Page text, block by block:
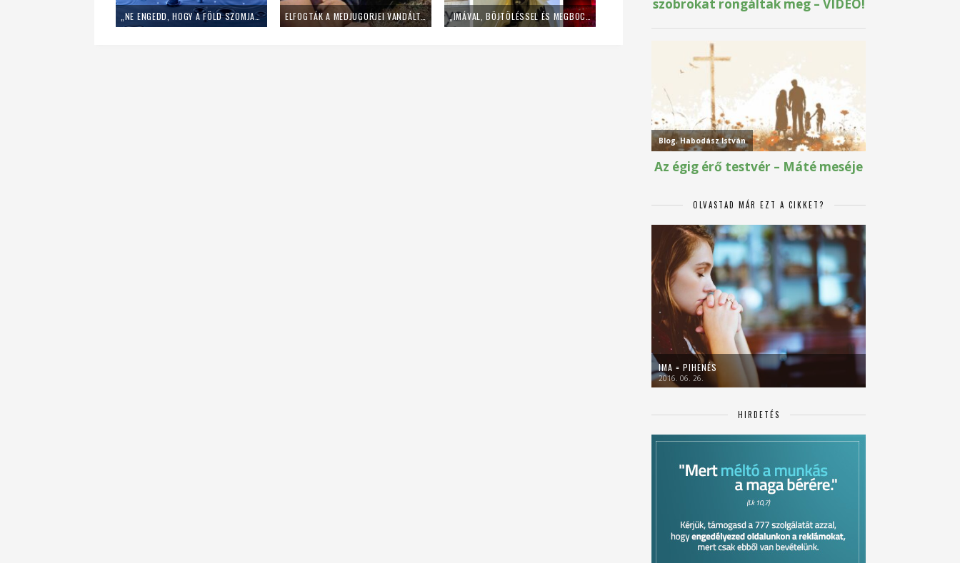
„NE ENGEDD, HOGY A FÖLD SZOMJAZZON” – 7 GYÖNYÖRŰ FOHÁSZ ESŐÉRT ELFOGTÁK A MEDJUGORJEI VANDÁLT, AKI FELGYÚJTOTTA AZ OLTÁRT ÉS SÁTÁNISTA FELIRATOKAT ÍRT A MÁRIA-SZOBROKRA – SAJTÓHÍR „IMÁVAL, BÖJTÖLÉSSEL ÉS MEGBOCSÁTÁSSAL VÁLASZOLJUNK” – ÍGY REAGÁLT A MEDJUGORJEI PLÉBÁNIA A VANDALIZMUSRA
OLVASTAD MÁR EZT A CIKKET?
IMA = PIHENÉS
2016. 06. 26.
HIRDETÉS